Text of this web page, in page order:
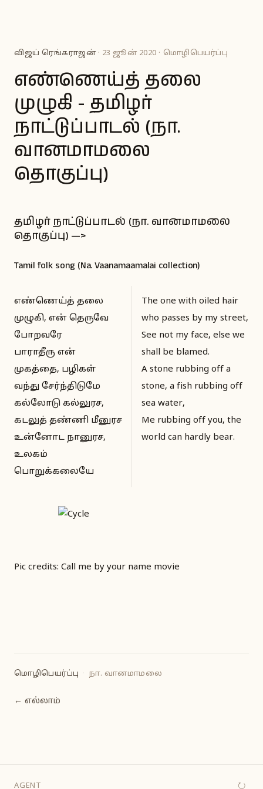
விஜய் ரெங்கராஜன்· 23 ஜூன் 2020 · மொழிபெயர்ப்பு
எண்ணெய்த் தலை
முழுகி - தமிழர்
நாட்டுப்பாடல் (நா.
வானமாமலை
தொகுப்பு)
தமிழர் நாட்டுப்பாடல் (நா. வானமாமலை
தொகுப்பு) —>
Tamil folk song (Na. Vaanamaamalai collection)
எண்ணெய்த் தலை
முழுகி, என் தெருவே
போறவரே
பாராதீரு என்
முகத்தை, பழிகள்
வந்து சேர்ந்திடுமே
கல்லோடு கல்லுரச,
கடலுத் தண்ணி மீனுரச
உன்னோட நானுரச,
உலகம்
பொறுக்கலையே
The one with oiled hair
who passes by my street,
See not my face, else we
shall be blamed.
A stone rubbing off a
stone, a fish rubbing off
sea water,
Me rubbing off you, the
world can hardly bear.
Pic credits: Call me by your name movie
மொழிபெயர்ப்பு நா. வானமாமலை
← எல்லாம்
AGENT ↻